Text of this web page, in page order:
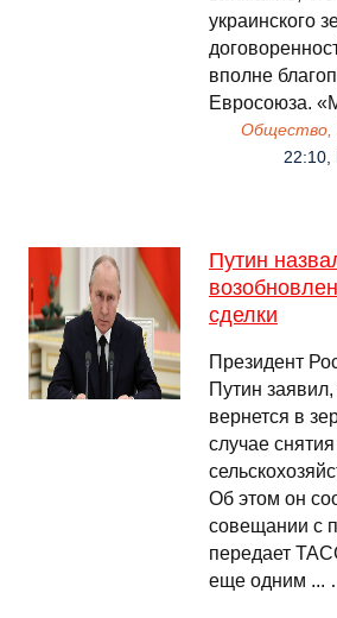
украинского
вполне
Евросоюза.
Общество,
22:10,
Путин
сделки
Президент
Путин
вернется в
случае
Об этом он
совещании с
передает
еще одним ...